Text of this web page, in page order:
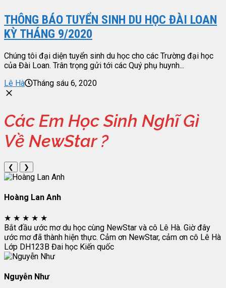
THÔNG BÁO TUYỂN SINH DU HỌC ĐÀI LOAN
KỲ THÁNG 9/2020
Chúng tôi đại diện tuyển sinh du học cho các Trường đại học
của Đài Loan. Trân trọng gửi tới các Quý phụ huynh...
Lê Hà
Tháng sáu 6, 2020
Các Em Học Sinh Nghĩ Gì
Về NewStar ?
❮ ❯
Hoàng Lan Anh
★ ★ ★ ★ ★
Bắt đầu ước mơ du học cùng NewStar và cô Lê Hà. Giờ đây
ước mơ đã thành hiện thực. Cảm ơn NewStar, cảm ơn cô Lê Hà
Lớp DH123B Đai học Kiến quốc
Nguyễn Như